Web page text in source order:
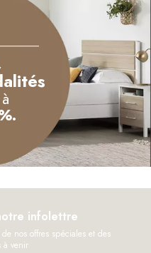
infolettre
nos offres spéciales et des
à venir